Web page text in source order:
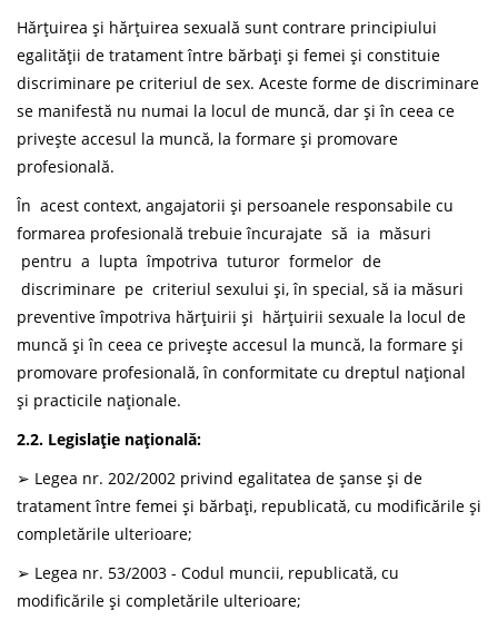
Hărțuirea și hărțuirea sexuală sunt contrare principiului
egalității de tratament între bărbați și femei și constituie
discriminare pe criteriul de sex. Aceste forme de discriminare
se manifestă nu numai la locul de muncă, dar și în ceea ce
privește accesul la muncă, la formare și promovare
profesională.
În acest context, angajatorii și persoanele responsabile cu
formarea profesională trebuie încurajate să ia măsuri
pentru a lupta împotriva tuturor formelor de
discriminare pe criteriul sexului și, în special, să ia măsuri
preventive împotriva hărțuirii și hărțuirii sexuale la locul de
muncă și în ceea ce privește accesul la muncă, la formare și
promovare profesională, în conformitate cu dreptul național
și practicile naționale.
2.2. Legislație națională:
➢ Legea nr. 202/2002 privind egalitatea de şanse şi de
tratament între femei şi bărbaţi, republicată, cu modificările şi
completările ulterioare;
➢ Legea nr. 53/2003 - Codul muncii, republicată, cu
modificările şi completările ulterioare;